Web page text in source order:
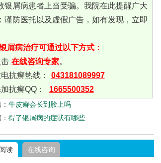
银屑病患者上当受骗。我院在此提醒广大
谨防医托以及虚假广告，如有发现，立即
屑病治疗可通过以下方式：
在线咨询专家。
抗癣热线：
043181089997
抗癣QQ：
1665500352
牛皮癣会长到脸上吗
得了银屑病的症状有哪些
读 在线咨询